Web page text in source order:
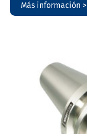
Más información >